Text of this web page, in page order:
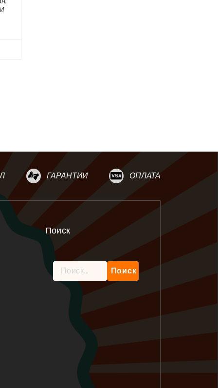
ГАРАНТИИ ОПЛАТА
Поиск
Найти: